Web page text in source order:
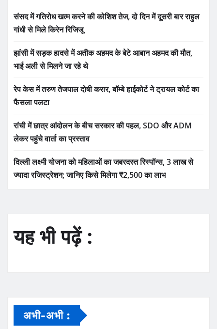
संसद में गतिरोध खत्म करने की कोशिश तेज, दो दिन में दूसरी बार राहुल
गांधी से मिले किरेन रिजिजू
झांसी में सड़क हादसे में अतीक अहमद के बेटे आबान अहमद की मौत,
भाई अली से मिलने जा रहे थे
रेप केस में तरुण तेजपाल दोषी करार, बॉम्बे हाईकोर्ट ने ट्रायल कोर्ट का
फैसला पलटा
रांची में छात्र आंदोलन के बीच सरकार की पहल, SDO और ADM
लेकर पहुंचे वार्ता का प्रस्ताव
दिल्ली लक्ष्मी योजना को महिलाओं का जबरदस्त रिस्पॉन्स, 3 लाख से
ज्यादा रजिस्ट्रेशन; जानिए किसे मिलेगा ₹2,500 का लाभ
यह भी पढ़ें :
अभी-अभी :